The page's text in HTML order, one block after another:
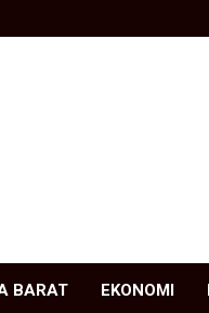
BARAT EKONOMI